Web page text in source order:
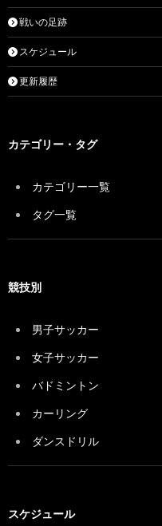
戦いの足跡
スケジュール
更新履歴
カテゴリー・タグ
カテゴリー一覧
タグ一覧
競技別
男子サッカー
女子サッカー
バドミントン
カーリング
ダンスドリル
スケジュール